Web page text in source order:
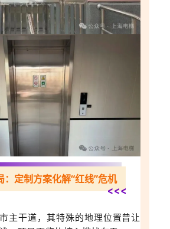
：定制方案化解“红线”危机
主干道，其特殊的地理位置曾让